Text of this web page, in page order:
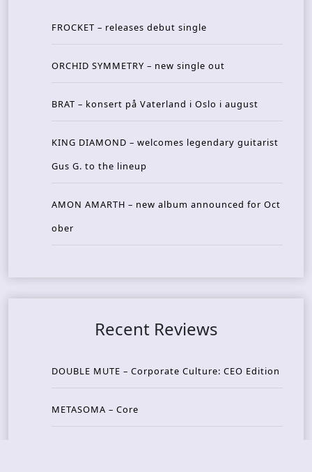
FROCKET – releases debut single
ORCHID SYMMETRY – new single out
BRAT – konsert på Vaterland i Oslo i august
KING DIAMOND – welcomes legendary guitarist
Gus G. to the lineup
AMON AMARTH – new album announced for Oct
ober
Recent Reviews
DOUBLE MUTE – Corporate Culture: CEO Edition
METASOMA – Core